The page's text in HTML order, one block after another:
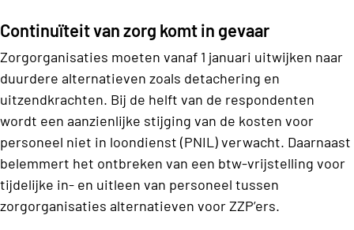
Continuïteit van zorg komt in gevaar
Zorgorganisaties moeten vanaf 1 januari uitwijken naar
duurdere alternatieven zoals detachering en
uitzendkrachten. Bij de helft van de respondenten
wordt een aanzienlijke stijging van de kosten voor
personeel niet in loondienst (PNIL) verwacht. Daarnaast
belemmert het ontbreken van een btw-vrijstelling voor
tijdelijke in- en uitleen van personeel tussen
zorgorganisaties alternatieven voor ZZP’ers.